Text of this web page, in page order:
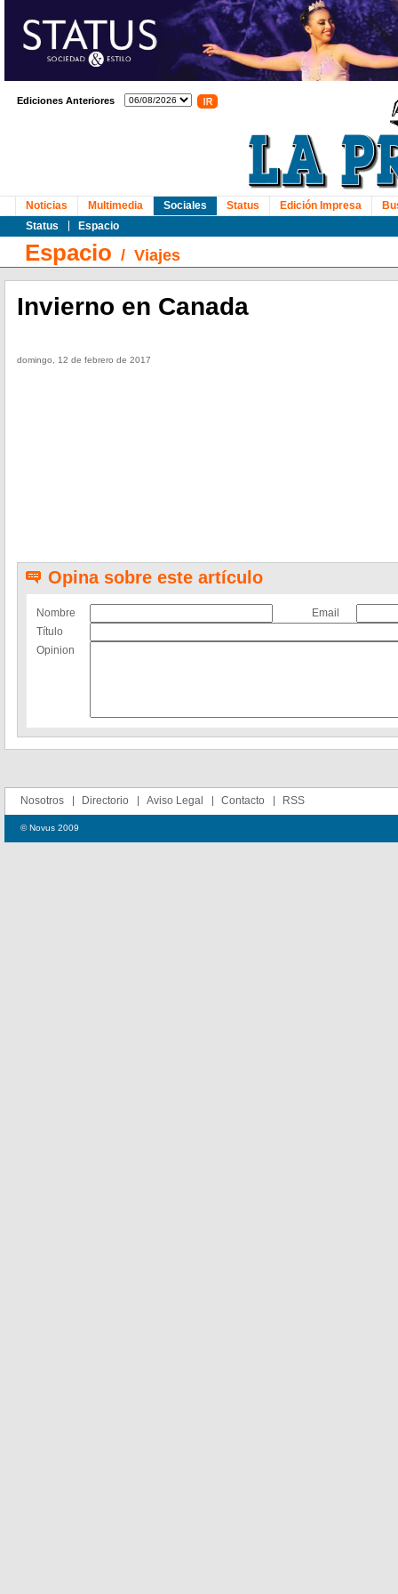
Ediciones Anteriores
Noticias Multimedia
Sociales
Status
Espacio
Status Edición Impresa
Espacio / Viajes
Invierno en Canada
domingo, 12 de febrero de 2017
Opina sobre este artículo
Nombre
Email
Título
Opinion
Nosotros Directorio Aviso Legal Contacto RSS
© Novus 2009